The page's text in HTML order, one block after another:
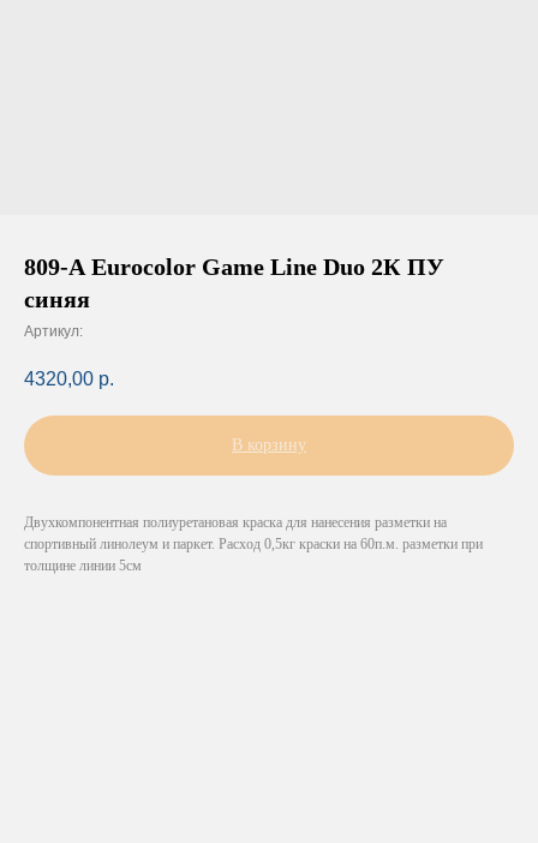
809-А Eurocolor Game Line Duo 2К ПУ
синяя
Артикул:
4320,00 р.
В корзину
Двухкомпонентная полиуретановая краска для нанесения разметки на
спортивный линолеум и паркет. Расход 0,5кг краски на 60п.м. разметки при
толщине линии 5см